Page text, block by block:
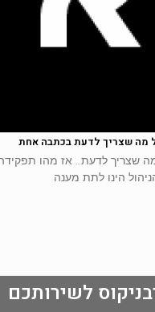
מה שצריך לדעת בכתבה אחת
מה שצריך לדעת… אז מהו
הינו לתת מענה
לשירותכם